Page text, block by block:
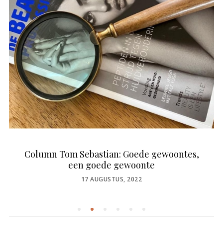
Column Tom Sebastian: Goede gewoontes,
een goede gewoonte
POSTED
17 AUGUSTUS, 2022